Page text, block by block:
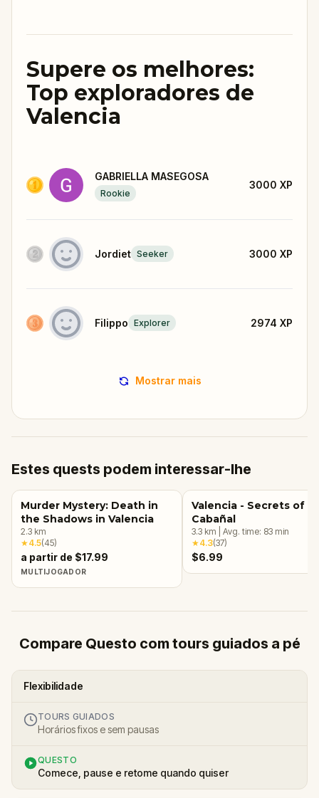
Supere os melhores:
Top exploradores de
Valencia
GABRIELLA MASEGOSA
Rookie
3000 XP
Jordiet Seeker 3000 XP
Filippo Explorer 2974 XP
Mostrar mais
Estes quests podem interessar-lhe
Murder Mystery: Death in
the Shadows in Valencia
2.3 km
★4.5(45)
a partir de $17.99
MULTIJOGADOR
Valencia - Secrets of El
Cabañal
3.3 km Avg. time: 83 min
★4.3(37)
$6.99
Compare Questo com tours guiados a pé
Flexibilidade
TOURS GUIADOS
Horários fixos e sem pausas
QUESTO
Comece, pause e retome quando quiser